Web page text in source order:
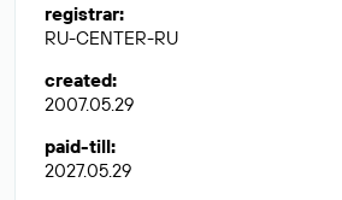
registrar:
RU-CENTER-RU
created:
2007.05.29
paid-till:
2027.05.29